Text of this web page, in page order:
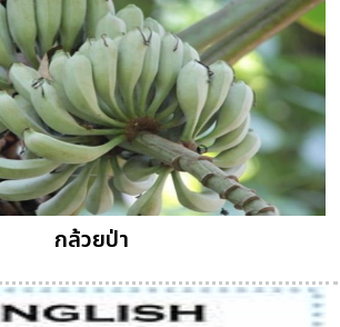
กล้วยป่า